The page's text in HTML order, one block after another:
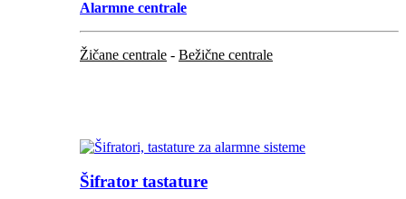
Alarmne centrale
Žičane centrale - Bežične centrale
Šifrator tastature